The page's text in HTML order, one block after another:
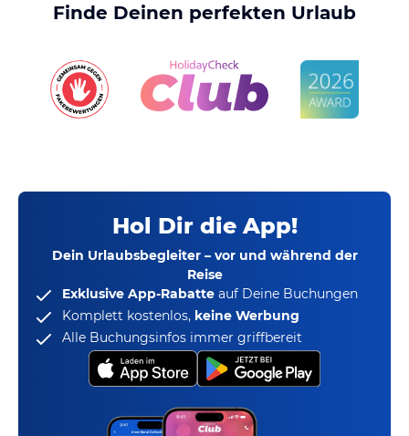
Finde Deinen perfekten Urlaub
Hol Dir die App!
Dein Urlaubsbegleiter – vor und während der
Reise
Exklusive App-Rabatte auf Deine Buchungen
Komplett kostenlos, keine Werbung
Alle Buchungsinfos immer griffbereit